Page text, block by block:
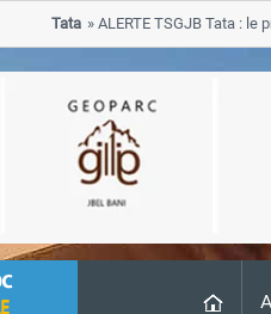
ALERTE TSGJB Tata : le
progresse dans les zones sinistrees